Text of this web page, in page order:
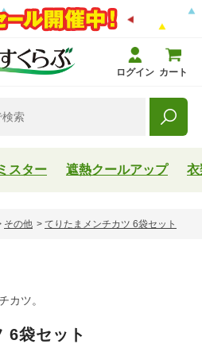
ログイン カート
スター 遮熱クールアップ 衣
その他 > てりたまメンチカツ 6袋セット
カツ。
6袋セット